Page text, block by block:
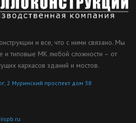
и все, что с ними связано. Мы
и типовые МК любой сложности – от
каркасов зданий и мостов.
2 Муринский проспект дом 38